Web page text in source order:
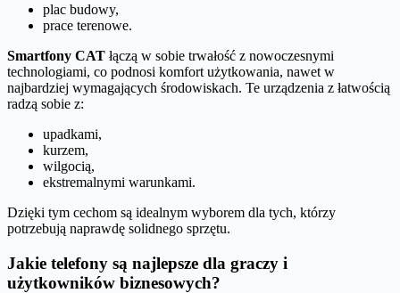
plac budowy,
prace terenowe.
Smartfony CAT łączą w sobie trwałość z nowoczesnymi
technologiami, co podnosi komfort użytkowania, nawet w
najbardziej wymagających środowiskach. Te urządzenia z łatwością
radzą sobie z:
upadkami,
kurzem,
wilgocią,
ekstremalnymi warunkami.
Dzięki tym cechom są idealnym wyborem dla tych, którzy
potrzebują naprawdę solidnego sprzętu.
Jakie telefony są najlepsze dla graczy i
użytkowników biznesowych?